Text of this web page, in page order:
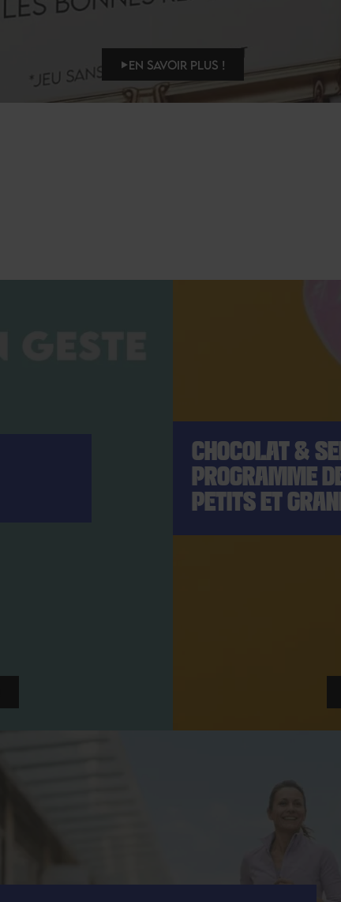
EN SAVOIR PLUS !
CHOCOLAT &
PROGRAMME
PETITS ET